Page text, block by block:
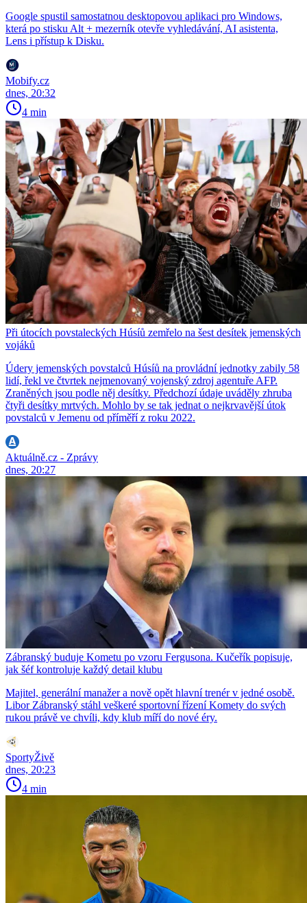
Google spustil samostatnou desktopovou aplikaci pro Windows,
která po stisku Alt + mezerník otevře vyhledávání, AI asistenta,
Lens i přístup k Disku.
Mobify.cz
dnes, 20:32
4 min
Při útocích povstaleckých Húsíů zemřelo na šest desítek jemenských
vojáků
Údery jemenských povstalců Húsíů na provládní jednotky zabily 58
lidí, řekl ve čtvrtek nejmenovaný vojenský zdroj agentuře AFP.
Zraněných jsou podle něj desítky. Předchozí údaje uváděly zhruba
čtyři desítky mrtvých. Mohlo by se tak jednat o nejkrvavější útok
povstalců v Jemenu od příměří z roku 2022.
Aktuálně.cz - Zprávy
dnes, 20:27
Zábranský buduje Kometu po vzoru Fergusona. Kučeřík popisuje,
jak šéf kontroluje každý detail klubu
Majitel, generální manažer a nově opět hlavní trenér v jedné osobě.
Libor Zábranský stáhl veškeré sportovní řízení Komety do svých
rukou právě ve chvíli, kdy klub míří do nové éry.
SportyŽivě
dnes, 20:23
4 min